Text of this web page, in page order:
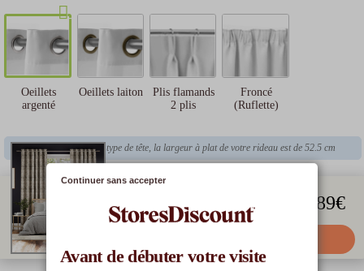
mensualité
4ème
mensualité
33.33 25
25€
14.97
14.97€
Oeillets
argenté
Oeillets laiton
Plis flamands
2 plis
Froncé
(Ruflette)
En sélectionnant ce type de tête, la largeur à plat de votre rideau est de 52.5 cm
59.89€
Avant de débuter votre visite
Continuer sans accepter